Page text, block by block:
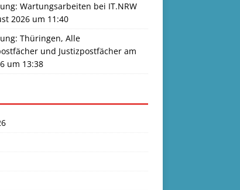
Wartungsarbeiten bei IT.NRW
2026 um 11:40
Thüringen, Alle
und Justizpostfächer am
um 13:38